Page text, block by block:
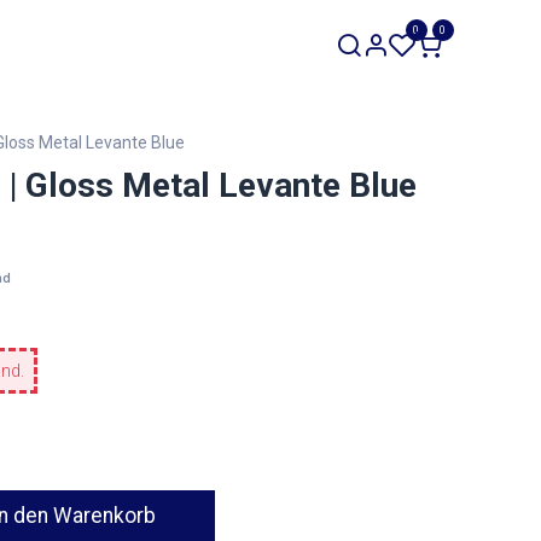
0 0
Metal Levante Blue
Gloss Metal Levante Blue
den Warenkorb